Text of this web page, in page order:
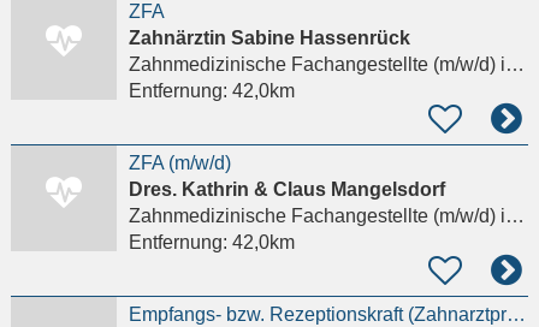
ZFA
Zahnärztin Sabine Hassenrück
Zahnmedizinische Fachangestellte (m/w/d)in Eschborn, Niederhöchstadt
Entfernung: 42,0km
ZFA (m/w/d)
Dres. Kathrin & Claus Mangelsdorf
Zahnmedizinische Fachangestellte (m/w/d)in Kriftel
Entfernung: 42,0km
Empfangs- bzw. Rezeptionskraft (Zahnarztpraxis) M/W/D – Vollzeit, auch Quereinstieg möglich